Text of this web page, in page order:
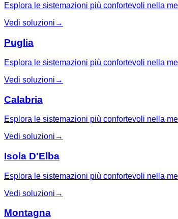
Esplora le sistemazioni più confortevoli nella
Vedi soluzioni →
Puglia
Esplora le sistemazioni più confortevoli nella
Vedi soluzioni →
Calabria
Esplora le sistemazioni più confortevoli nella
Vedi soluzioni →
Isola D'Elba
Esplora le sistemazioni più confortevoli nella
Vedi soluzioni →
Montagna